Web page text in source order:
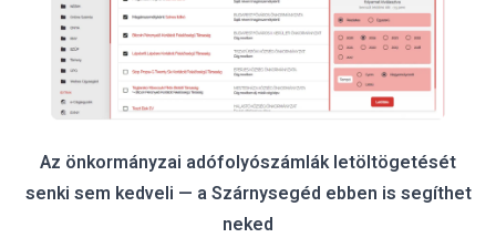
Az önkormányzai adófolyószámlák letöltögetését
senki sem kedveli — a Szárnysegéd ebben is segíthet
neked